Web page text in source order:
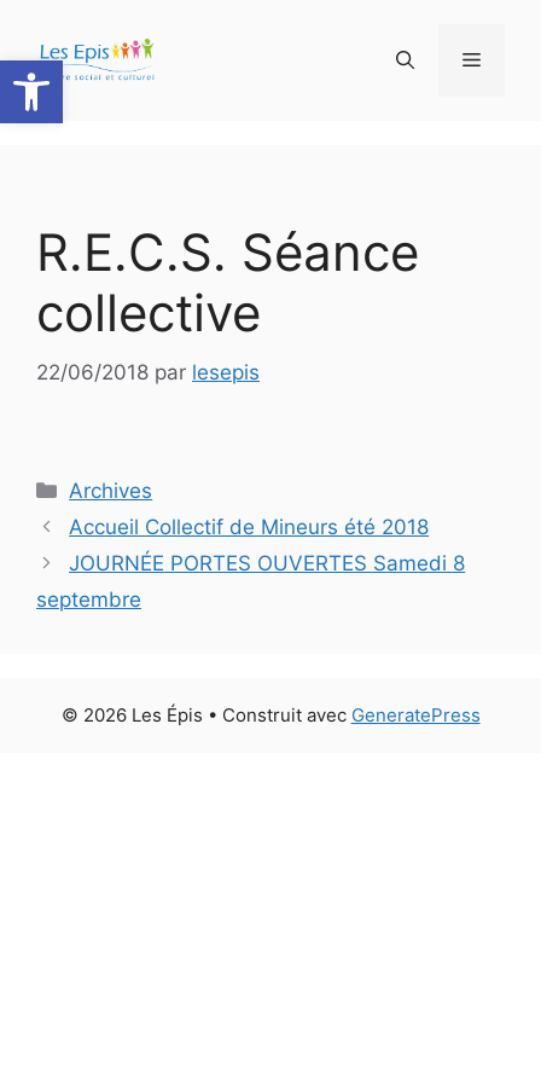
Ouvrir la barre d’outils
contenu
Menu
R.E.C.S. Séance
collective
22/06/2018 par lesepis
Catégories
Archives
Accueil Collectif de Mineurs été 2018
JOURNÉE PORTES OUVERTES Samedi 8
septembre
© 2026 Les Épis • Construit avec GeneratePress